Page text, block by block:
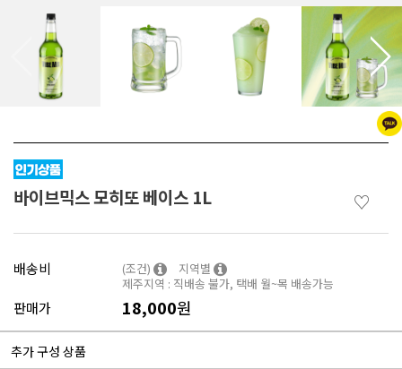
바이브믹스 모히또 베이스 1L ♡
배송비 (조건)
지역별
제주지역 : 직배송 불가, 택배 월~목 배송가능
판매가 18,000원
추가 구성 상품